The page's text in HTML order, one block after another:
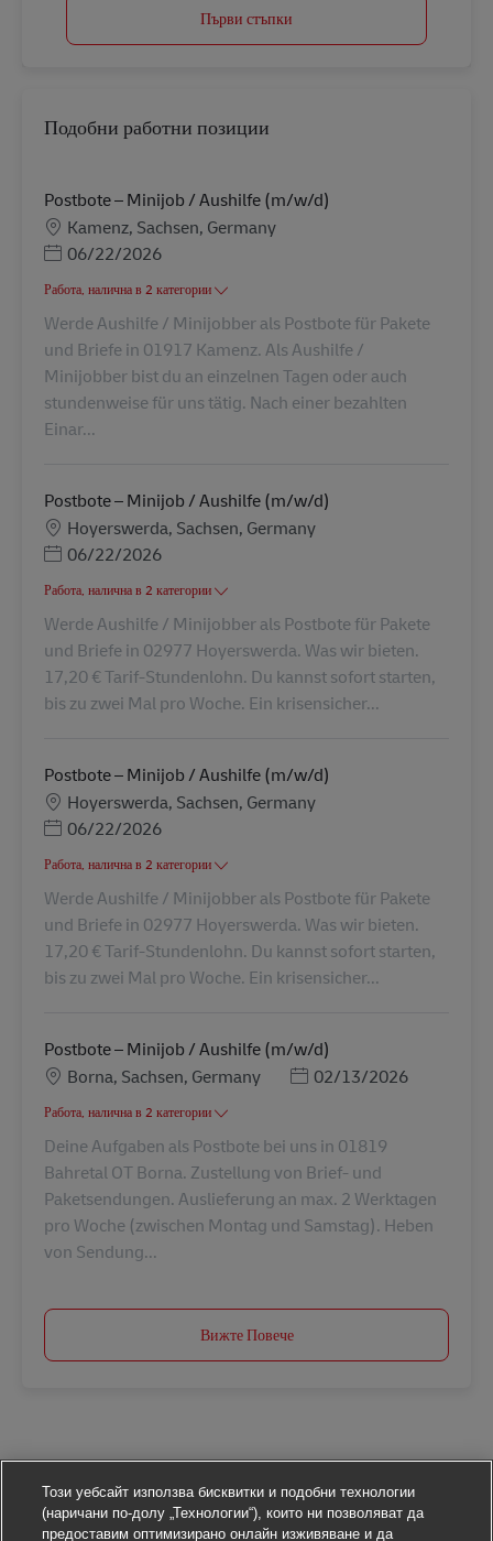
Първи стъпки
Подобни работни позиции
Postbote – Minijob / Aushilfe (m/w/d)
Местоположение
Kamenz, Sachsen, Germany
Posted Date
06/22/2026
Работа, налична в 2 категории
Werde Aushilfe / Minijobber als Postbote für Pakete
und Briefe in 01917 Kamenz. Als Aushilfe /
Minijobber bist du an einzelnen Tagen oder auch
stundenweise für uns tätig. Nach einer bezahlten
Einar...
Postbote – Minijob / Aushilfe (m/w/d)
Местоположение
Hoyerswerda, Sachsen, Germany
Posted Date
06/22/2026
Работа, налична в 2 категории
Werde Aushilfe / Minijobber als Postbote für Pakete
und Briefe in 02977 Hoyerswerda. Was wir bieten.
17,20 € Tarif-Stundenlohn. Du kannst sofort starten,
bis zu zwei Mal pro Woche. Ein krisensicher...
Postbote – Minijob / Aushilfe (m/w/d)
Местоположение
Hoyerswerda, Sachsen, Germany
Posted Date
06/22/2026
Работа, налична в 2 категории
Werde Aushilfe / Minijobber als Postbote für Pakete
und Briefe in 02977 Hoyerswerda. Was wir bieten.
17,20 € Tarif-Stundenlohn. Du kannst sofort starten,
bis zu zwei Mal pro Woche. Ein krisensicher...
Postbote – Minijob / Aushilfe (m/w/d)
Местоположение
Borna, Sachsen, Germany Posted Date
02/13/2026
Работа, налична в 2 категории
Deine Aufgaben als Postbote bei uns in 01819
Bahretal OT Borna. Zustellung von Brief- und
Paketsendungen. Auslieferung an max. 2 Werktagen
pro Woche (zwischen Montag und Samstag). Heben
von Sendung...
Вижте Повече
Този уебсайт използва бисквитки и подобни технологии
(наричани по-долу „Технологии“), които ни позволяват да
предоставим оптимизирано онлайн изживяване и да